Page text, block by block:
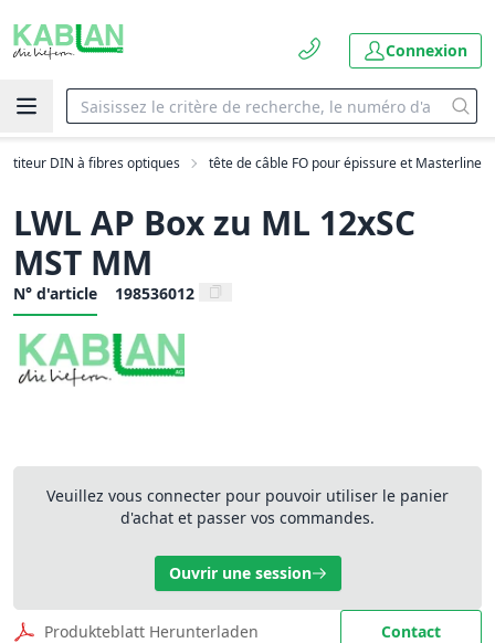
Connexion
DIN à fibres optiques tête de câble FO pour épissure et Masterline
LWL AP Box zu ML 12xSC
MST MM
N° d'article 198536012
Veuillez vous connecter pour pouvoir utiliser le panier
d'achat et passer vos commandes.
Ouvrir une session
Produkteblatt Herunterladen Contact